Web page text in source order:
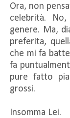
Ora, non
celebrità.
genere. Ma,
preferita,
che mi fa
fa
pure fatto
grossi.
Insomma Lei.